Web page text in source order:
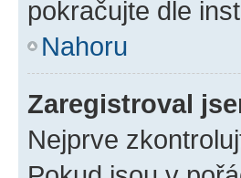
pokračujte dle
Nahoru
Zaregistroval
Nejprve